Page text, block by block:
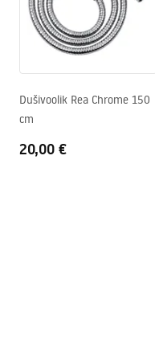
Värv
Garantiitingimused
Dušivoolik Rea Chrome 150
cm
20,00 €